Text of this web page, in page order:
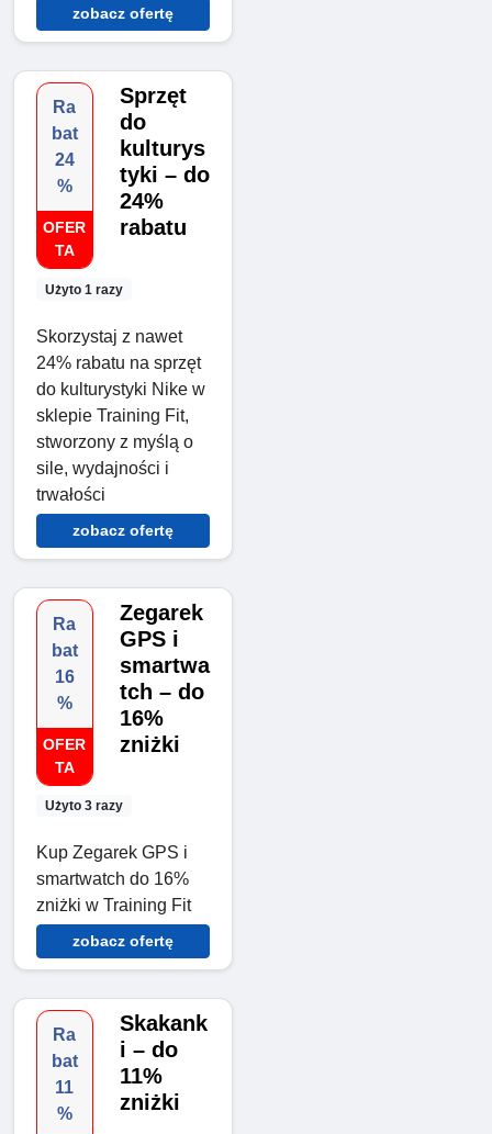
zobacz ofertę
Ra
bat
24
%
OFER
TA
Użyto 1 razy
Sprzęt
do
kulturys
tyki – do
24%
rabatu
Skorzystaj z nawet
24% rabatu na sprzęt
do kulturystyki Nike w
sklepie Training Fit,
stworzony z myślą o
sile, wydajności i
trwałości
zobacz ofertę
Ra
bat
16
%
OFER
TA
Użyto 3 razy
Zegarek
GPS i
smartwa
tch – do
16%
zniżki
Kup Zegarek GPS i
smartwatch do 16%
zniżki w Training Fit
zobacz ofertę
Ra
bat
11
%
Skakank
i – do
11%
zniżki